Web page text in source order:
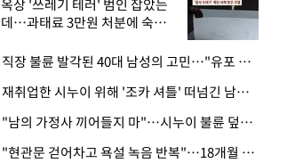
옥상 '쓰레기 테러' 범인 잡았는
데…과태료 3만원 처분에 숙박업
· 직장 불륜 발각된 40대 남성의 고민…"유포 동료 명예훼손·협박죄 고소 가능할까"
· 재취업한 시누이 위해 '조카 셔틀' 떠넘긴 남편…아내 "난 못한다"
· "남의 가정사 끼어들지 마"…시누이 불륜 덮으려는 남편에 억울한 아내
· "현관문 걷어차고 욕설 녹음 반복"…18개월 아기 키우는 집 뒤흔든 '앞집의 비극'